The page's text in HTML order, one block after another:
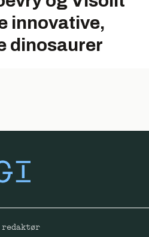
innovative,
dinosaurer